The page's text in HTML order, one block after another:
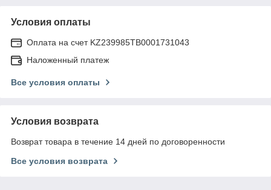
Условия оплаты
Оплата на счет KZ239985TB0001731043
Наложенный платеж
Все условия оплаты
Условия возврата
Возврат товара в течение 14 дней по договоренности
Все условия возврата